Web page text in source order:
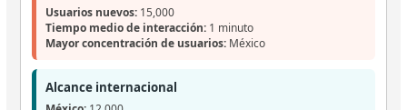
Usuarios nuevos:15,000
Tiempo medio de interacción:1 minuto
Mayor concentración de usuarios:México
Alcance internacional